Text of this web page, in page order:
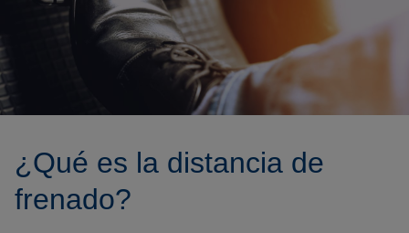
¿Qué es la distancia de
frenado?